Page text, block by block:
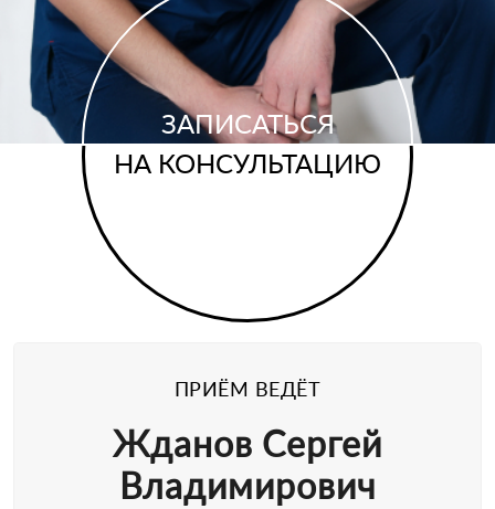
ЗАПИСАТЬСЯ
НА КОНСУЛЬТАЦИЮ
ПРИЁМ ВЕДЁТ
Жданов Сергей
Владимирович